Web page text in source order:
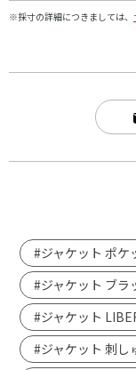
※採寸の詳細につきましては、
#ジャケット ポケ
#ジャケット ブラ
#ジャケット
#ジャケット 刺し